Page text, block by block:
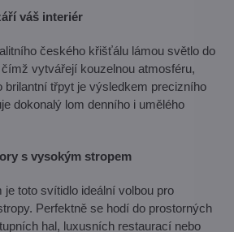
váš interiér
českého křišťálu lámou světlo do
vytvářejí kouzelnou atmosféru,
brilantní třpyt je výsledkem precizního
dokonalý lom denního i umělého
s vysokým stropem
toto svítidlo ideální volbou pro
Perfektně se hodí do prostorných
hal, luxusních restaurací nebo